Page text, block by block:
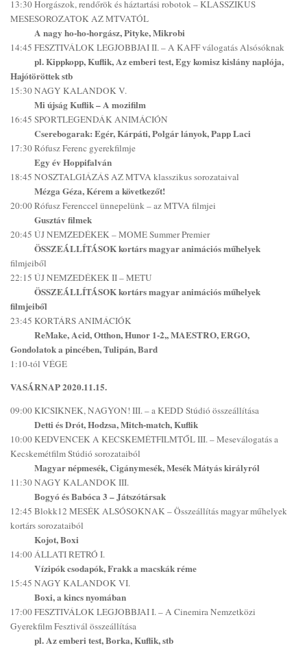
13:30 Horgászok, rendőrök és háztartási robotok – KLASSZIKUS
MESESOROZATOK AZ MTVATÓL
A nagy ho-ho-horgász, Pityke, Mikrobi
14:45 FESZTIVÁLOK LEGJOBBJAI II. – A KAFF válogatás Alsósóknak
pl. Kippkopp, Kuflik, Az emberi test, Egy komisz kislány naplója,
Hajótöröttek stb
15:30 NAGY KALANDOK V.
Mi újság Kuflik – A mozifilm
16:45 SPORTLEGENDÁK ANIMÁCIÓN
Cserebogarak: Egér, Kárpáti, Polgár lányok, Papp Laci
17:30 Rófusz Ferenc gyerekfilmje
Egy év Hoppifalván
18:45 NOSZTALGIÁZÁS AZ MTVA klasszikus sorozataival
Mézga Géza, Kérem a következőt!
20:00 Rófusz Ferenccel ünnepelünk – az MTVA filmjei
Gusztáv filmek
20:45 ÚJ NEMZEDÉKEK – MOME Summer Premier
ÖSSZEÁLLÍTÁSOK kortárs magyar animációs műhelyek
filmjeiből
22:15 ÚJ NEMZEDÉKEK II – METU
ÖSSZEÁLLÍTÁSOK kortárs magyar animációs műhelyek
filmjeiből
23:45 KORTÁRS ANIMÁCIÓK
ReMake, Acid, Otthon, Hunor 1-2,, MAESTRO, ERGO,
Gondolatok a pincében, Tulipán, Bard
1:10-tól VÉGE
VASÁRNAP 2020.11.15.
09:00 KICSIKNEK, NAGYON! III. – a KEDD Stúdió összeállítása
Detti és Drót, Hodzsa, Mitch-match, Kuflik
10:00 KEDVENCEK A KECSKEMÉTFILMTŐL III. – Meseválogatás a
Kecskemétfilm Stúdió sorozataiból
Magyar népmesék, Cigánymesék, Mesék Mátyás királyról
11:30 NAGY KALANDOK III.
Bogyó és Babóca 3 – Játszótársak
12:45 Blokk12 MESÉK ALSÓSOKNAK – Összeállítás magyar műhelyek
kortárs sorozataiból
Kojot, Boxi
14:00 ÁLLATI RETRÓ I.
Vízipók csodapók, Frakk a macskák réme
15:45 NAGY KALANDOK VI.
Boxi, a kincs nyomában
17:00 FESZTIVÁLOK LEGJOBBJAI I. – A Cinemira Nemzetközi
Gyerekfilm Fesztivál összeállítása
pl. Az emberi test, Borka, Kuflik, stb